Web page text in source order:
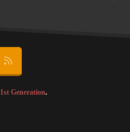
1st Generation.